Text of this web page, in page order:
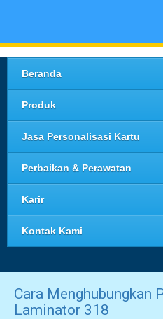
Beranda
Produk
Jasa Personalisasi Kartu
Perbaikan & Perawatan
Karir
Kontak Kami
Cara Menghubungkan
Laminator 318